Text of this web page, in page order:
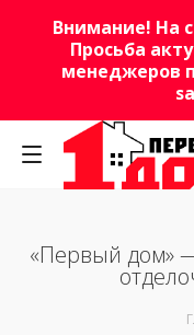
Внимание! На
Просьба
менеджеров
«Первый дом»